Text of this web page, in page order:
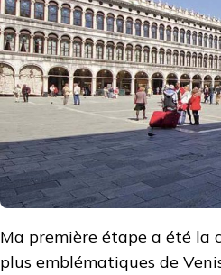
Ma première étape a été la
plus emblématiques de